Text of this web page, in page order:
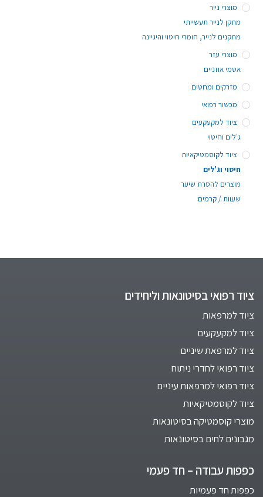
מוצרי נייר
מתקן לנייר תעשייתי
מתקנים לנייר, חומרי חיטוי והיגיינה
מוצרי עזר
אטמי אוזניים
מזרקים ומחטים
מכשור רפואי
ציוד למקעקעים
ג'לים וחיטוי
ציוד לקוסמטיקאיות
חיטוי וג'לים
מוצרים להסרת שיער
שעוות / קרמים
ציוד רפואי בסיטונאות וליחידים
ציוד למרפאות
ציוד למקעקעים
ציוד למרפאת שיניים
ציוד רפואי לחדרי ניתוח
ציוד רפואי למרפאות עיניים
ציוד לקוסמטיקאיות
מוצרי קוסמטיקה בסיטונאות
מגבונים לחים בסיטונאות
כפפות עבודה – חד פעמי
כפפות חד פעמיות